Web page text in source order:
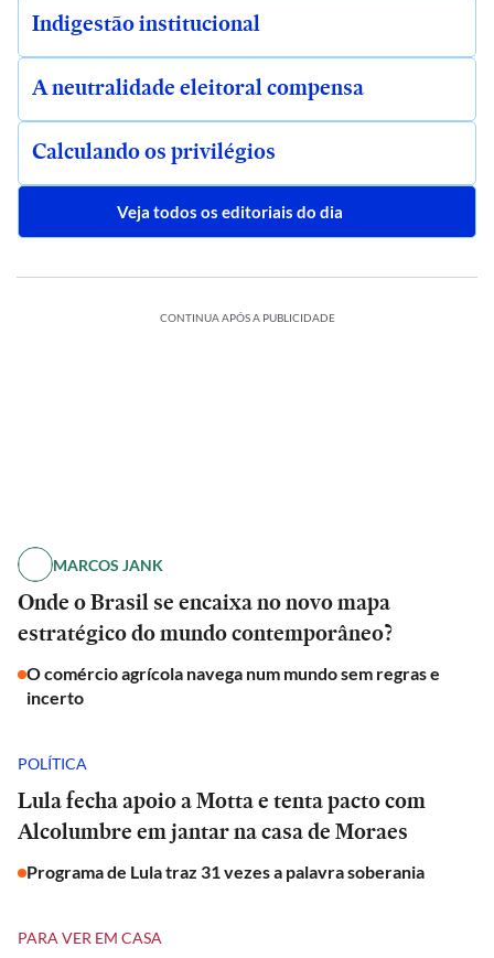
Indigestão institucional
A neutralidade eleitoral compensa
Calculando os privilégios
Veja todos os editoriais do dia
CONTINUA APÓS A PUBLICIDADE
MARCOS JANK
Onde o Brasil se encaixa no novo mapa
estratégico do mundo contemporâneo?
O comércio agrícola navega num mundo sem regras e
incerto
POLÍTICA
Lula fecha apoio a Motta e tenta pacto com
Alcolumbre em jantar na casa de Moraes
Programa de Lula traz 31 vezes a palavra soberania
PARA VER EM CASA